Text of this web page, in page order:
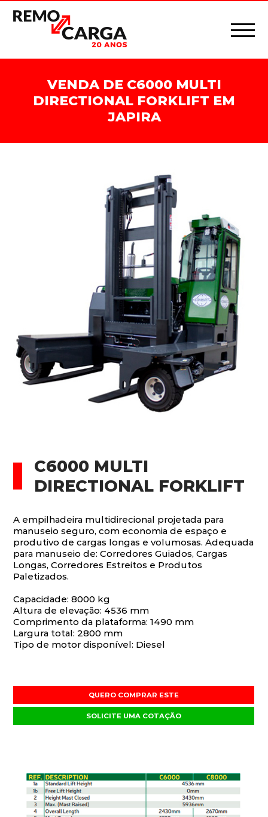
VENDA DE C6000 MULTI
DIRECTIONAL FORKLIFT EM
JAPIRA
C6000 MULTI
DIRECTIONAL FORKLIFT
A empilhadeira multidirecional projetada para
manuseio seguro, com economia de espaço e
produtivo de cargas longas e volumosas. Adequada
para manuseio de: Corredores Guiados, Cargas
Longas, Corredores Estreitos e Produtos
Paletizados.
Capacidade: 8000 kg
Altura de elevação: 4536 mm
Comprimento da plataforma: 1490 mm
Largura total: 2800 mm
Tipo de motor disponível: Diesel
QUERO COMPRAR ESTE
SOLICITE UMA COTAÇÃO